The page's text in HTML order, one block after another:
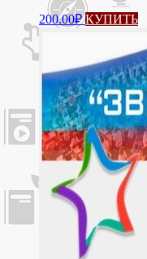
200.00₽ КУПИТЬ